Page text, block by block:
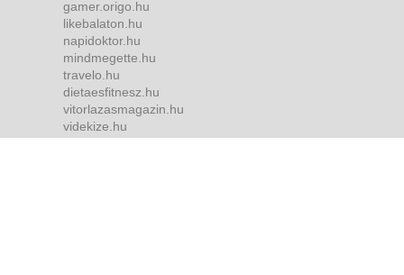
gamer.origo.hu
likebalaton.hu
napidoktor.hu
mindmegette.hu
travelo.hu
dietaesfitnesz.hu
vitorlazasmagazin.hu
videkize.hu